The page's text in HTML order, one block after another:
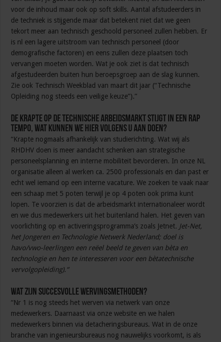
voor de inhoud maar ook op soft skills. Aantal afstudeerders in
de techniek is stijgende maar dat betekent niet dat we geen
tekort meer aan technisch geschoold personeel zullen hebben. Er
is nl een lagere uitstroom van technisch personeel (door
demografische factoren) en eens zullen deze plaatsen toch
vervangen moeten worden. Wat je ook ziet is dat technisch
afgestudeerden buiten hun beroepsgroep aan de slag kunnen.
Zie ook Technisch Weekblad van maart dit jaar (“Technische
Opleiding nog steeds een veilige keuze”).”
De krapte op de technische arbeidsmarkt stijgt in een rap
tempo, wat kunnen we hier volgens u aan doen?
“Krapte nogmaals afhankelijk van studierichting. Wat wij als
RHDHV doen is meer aandacht schenken aan strategische
personeelsplanning en interne mobiliteit bevorderen. In onze NL
organisatie alleen al werken ca. 2500 professionals en dan past er
echt wel iemand op een interne vacature. We zoeken te vaak naar
een schaap met 5 poten terwijl je op 4 poten ook prima kunt
lopen. Te voorzien is dat de arbeidsmarkt internationaleer wordt
en we dus medewerkers uit het buitenland halen. Het geven van
voorlichting op en activeringsprogramma’s zoals Jetnet. Jet-Net,
het Jongeren en Technologie Netwerk Nederland; doel is
havo/vwo-leerlingen een reëel beeld te geven van bèta en
technologie en hen te interesseren voor een bètatechnische
vervolgopleiding).“
Wat zijn succesvolle wervingsmethoden?
“Nr 1 is nog steeds het werven via netwerk van onze
medewerkers. Daarnaast via onze website en we halen
medewerkers binnen via detacheringsbureaus. Wat in de onze
branche van ingenieursbureaus nog nauwelijks voorkomt, is als